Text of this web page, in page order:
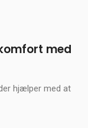
med
hjælper med at